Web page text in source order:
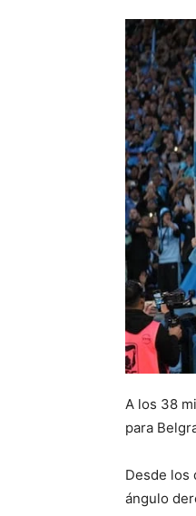
A los 38
para
Desde los
ángulo